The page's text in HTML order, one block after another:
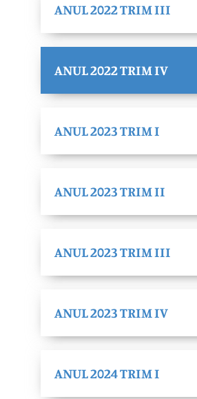
ANUL 2022 TRIM III
ANUL 2022 TRIM IV
ANUL 2023 TRIM I
ANUL 2023 TRIM II
ANUL 2023 TRIM III
ANUL 2023 TRIM IV
ANUL 2024 TRIM I